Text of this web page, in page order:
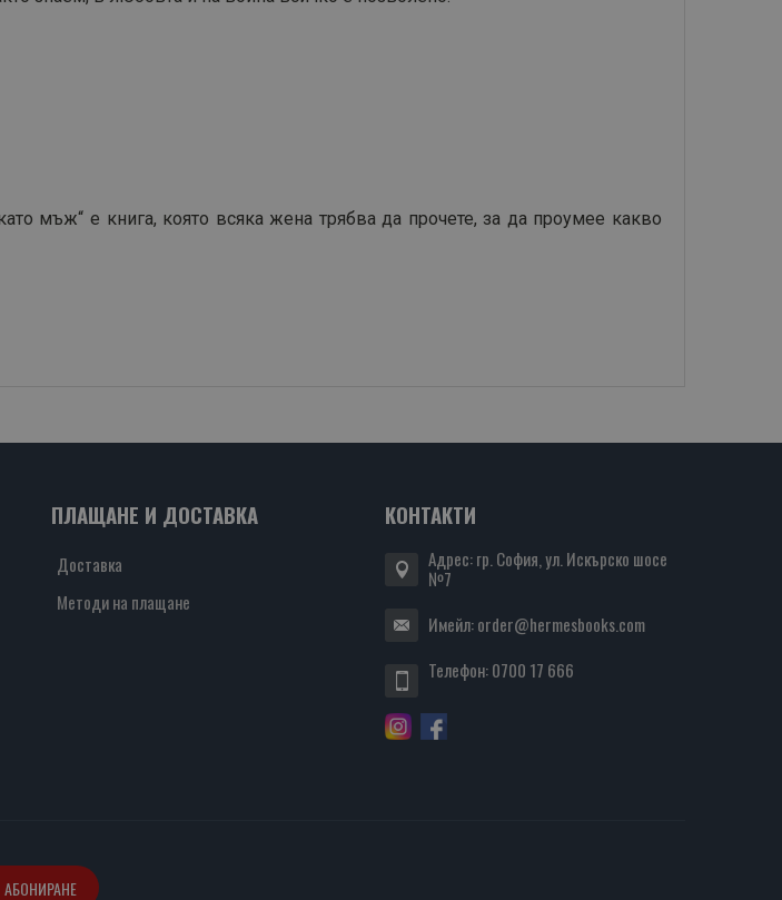
мъж“ е книга, която всяка жена трябва да прочете, за да проумее какво
ПЛАЩАНЕ И ДОСТАВКА
Доставка
Методи на плащане
КОНТАКТИ
Адрес: гр. София, ул. Искърско шосе
№7
Имейл:order@hermesbooks.com
Телефон:0700 17 666
АБОНИРАНЕ